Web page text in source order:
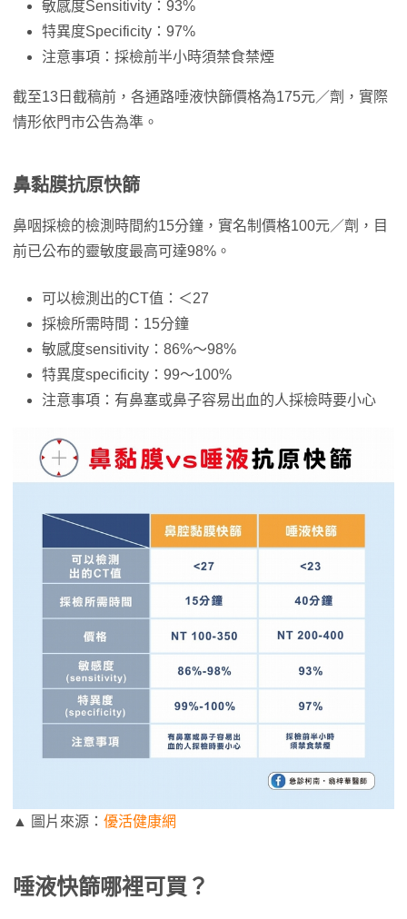
敏感度Sensitivity：93%
特異度Specificity：97%
注意事項：採檢前半小時須禁食禁煙
截至13日截稿前，各通路唾液快篩價格為175元／劑，實際
情形依門市公告為準。
鼻黏膜抗原快篩
鼻咽採檢的檢測時間約15分鐘，實名制價格100元／劑，目
前已公布的靈敏度最高可達98%。
可以檢測出的CT值：＜27
採檢所需時間：15分鐘
敏感度sensitivity：86%～98%
特異度specificity：99～100%
注意事項：有鼻塞或鼻子容易出血的人採檢時要小心
▲ 圖片來源： 優活健康網
唾液快篩哪裡可買？